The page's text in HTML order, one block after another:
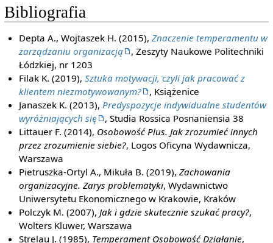
Bibliografia
Depta A., Wojtaszek H. (2015),Znaczenie temperamentu w
zarządzaniu organizacją
, Zeszyty Naukowe Politechniki
Łódzkiej, nr 1203
Filak K. (2019),Sztuka motywacji, czyli jak pracować z
klientem niezmotywowanym?
, Książenice
Janaszek K. (2013),Predyspozycje indywidualne studentów
wyróżniających się
, Studia Rossica Posnaniensia 38
Littauer F. (2014), Osobowość Plus. Jak zrozumieć innych
przez zrozumienie siebie?, Logos Oficyna Wydawnicza,
Warszawa
Pietruszka-Ortyl A., Mikuła B. (2019),Zachowania
organizacyjne. Zarys problematyki, Wydawnictwo
Uniwersytetu Ekonomicznego w Krakowie, Kraków
Polczyk M. (2007),Jak i gdzie skutecznie szukać pracy?,
Wolters Kluwer, Warszawa
Strelau J. (1985), Temperament Osobowość Działanie,